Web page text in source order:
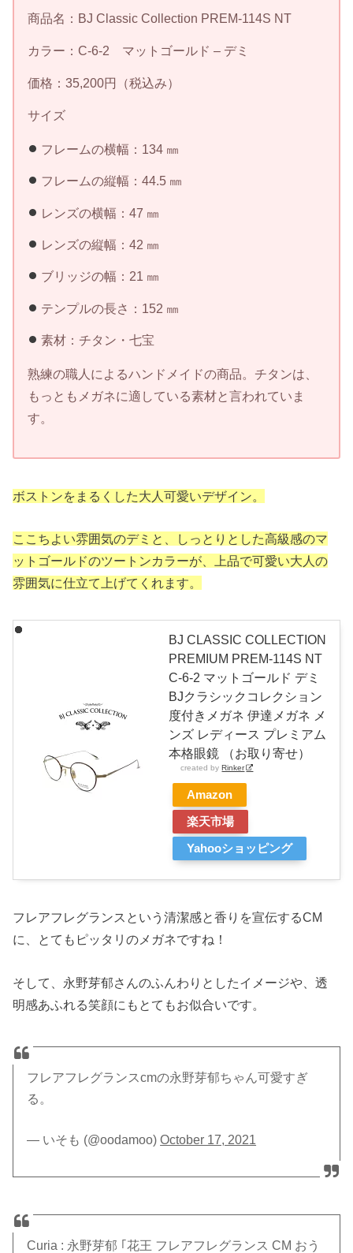
商品名：BJ Classic Collection PREM-114S NT
カラー：C-6-2 マットゴールド – デミ
価格：35,200円（税込み）
サイズ
フレームの横幅：134 ㎜
フレームの縦幅：44.5 ㎜
レンズの横幅：47 ㎜
レンズの縦幅：42 ㎜
ブリッジの幅：21 ㎜
テンプルの長さ：152 ㎜
素材：チタン・七宝
熟練の職人によるハンドメイドの商品。チタンは、
もっともメガネに適している素材と言われていま
す。
ボストンをまるくした大人可愛いデザイン。
ここちよい雰囲気のデミと、しっとりとした高級感のマ
ットゴールドのツートンカラーが、上品で可愛い大人の
雰囲気に仕立て上げてくれます。
BJ CLASSIC COLLECTION
PREMIUM PREM-114S NT
C-6-2 マットゴールド デミ
BJクラシックコレクション
度付きメガネ 伊達メガネ メ
ンズ レディース プレミアム
本格眼鏡 （お取り寄せ）
created byRinker
Amazon
楽天市場
Yahooショッピング
フレアフレグランスという清潔感と香りを宣伝するCM
に、とてもピッタリのメガネですね！
そして、永野芽郁さんのふんわりとしたイメージや、透
明感あふれる笑顔にもとてもお似合いです。
フレアフレグランスcmの永野芽郁ちゃん可愛すぎ
る。
— いそも (@oodamoo)October 17, 2021
Curia : 永野芽郁 ｢花王 フレアフレグランス CM おう